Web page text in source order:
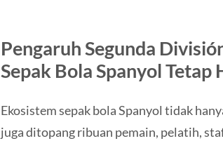
Pengaruh Segunda
Sepak Bola Spanyol Tetap
Ekosistem sepak bola Spanyol tidak
juga ditopang ribuan pemain, pelatih,